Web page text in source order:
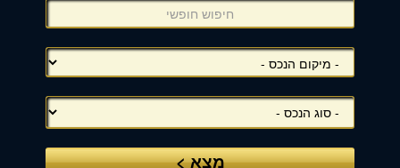
באפשרותך
ללחוץ